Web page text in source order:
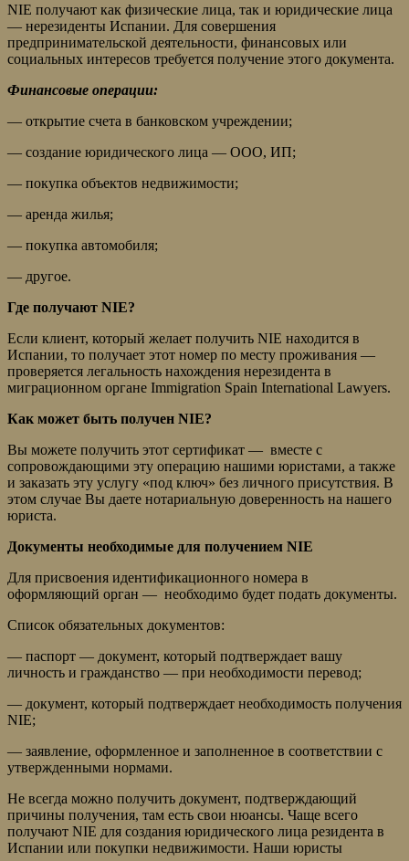
NIE получают как физические лица, так и юридические лица
— нерезиденты Испании. Для совершения
предпринимательской деятельности, финансовых или
социальных интересов требуется получение этого документа.
Финансовые операции:
— открытие счета в банковском учреждении;
— создание юридического лица — ООО, ИП;
— покупка объектов недвижимости;
— аренда жилья;
— покупка автомобиля;
— другое.
Где получают NIE?
Если клиент, который желает получить NIE находится в
Испании, то получает этот номер по месту проживания —
проверяется легальность нахождения нерезидента в
миграционном органе Immigration Spain International Lawyers.
Как может быть получен NIE?
Вы можете получить этот сертификат — вместе с
сопровождающими эту операцию нашими юристами, а также
и заказать эту услугу «под ключ» без личного присутствия. В
этом случае Вы даете нотариальную доверенность на нашего
юриста.
Документы необходимые для получением NIE
Для присвоения идентификационного номера в
оформляющий орган — необходимо будет подать документы.
Список обязательных документов:
— паспорт — документ, который подтверждает вашу
личность и гражданство — при необходимости перевод;
— документ, который подтверждает необходимость получения
NIE;
— заявление, оформленное и заполненное в соответствии с
утвержденными нормами.
Не всегда можно получить документ, подтверждающий
причины получения, там есть свои нюансы. Чаще всего
получают NIE для создания юридического лица резидента в
Испании или покупки недвижимости. Наши юристы